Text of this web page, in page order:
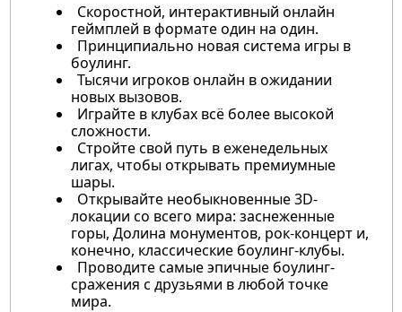
Скоростной, интерактивный онлайн
геймплей в формате один на один.
Принципиально новая система игры в
боулинг.
Тысячи игроков онлайн в ожидании
новых вызовов.
Играйте в клубах всё более высокой
сложности.
Стройте свой путь в еженедельных
лигах, чтобы открывать премиумные
шары.
Открывайте необыкновенные 3D-
локации со всего мира: заснеженные
горы, Долина монументов, рок-концерт и,
конечно, классические боулинг-клубы.
Проводите самые эпичные боулинг-
сражения с друзьями в любой точке
мира.